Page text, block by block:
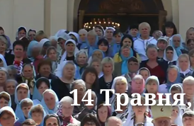
14